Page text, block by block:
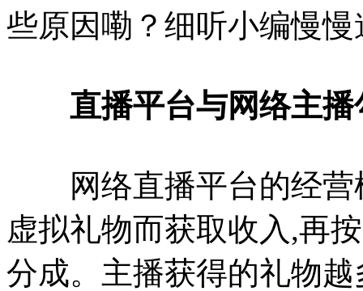
些原因嘞？细听小编慢慢
直播平台与网络主播
网络直播平台的经营
虚拟礼物而获取收入,再
分成。主播获得的礼物